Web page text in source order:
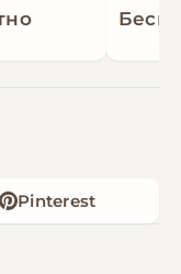
Pinterest